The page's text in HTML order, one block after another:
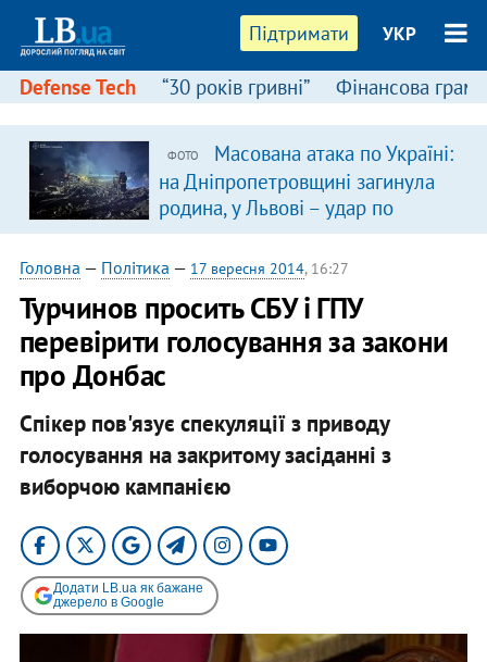
Підтримати УКР
Defense Tech “30 років гривні” Фінансова
ФОТО
Масована атака по Україні:
на Дніпропетровщині загинула
родина, у Львові – удар по
багатоповерхівках
(доповнюється)
Головна — Політика — 17 вересня 2014, 16:27
Турчинов просить СБУ і ГПУ
перевірити голосування за закони
про Донбас
Спікер пов'язує спекуляції з приводу
голосування на закритому засіданні з
виборчою кампанією
Додати LB.ua як бажане
джерело в Google